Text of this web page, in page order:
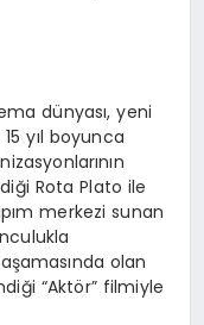
dünyası, yeni
yıl boyunca
Rota Plato ile
merkezi sunan
olan
“Aktör” filmiyle